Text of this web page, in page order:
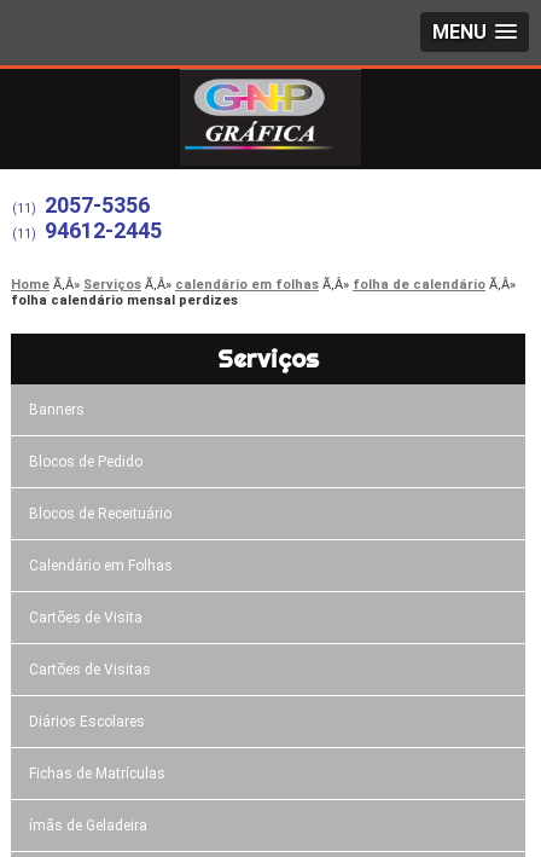
MENU
(11) 2057-5356
(11) 94612-2445
Home Serviços calendário em folhas
folha de calendário
folha calendário mensal perdizes
Serviços
Banners
Blocos de Pedido
Blocos de Receituário
Calendário em Folhas
Cartões de Visita
Cartões de Visitas
Diários Escolares
Fichas de Matrículas
ímãs de Geladeira